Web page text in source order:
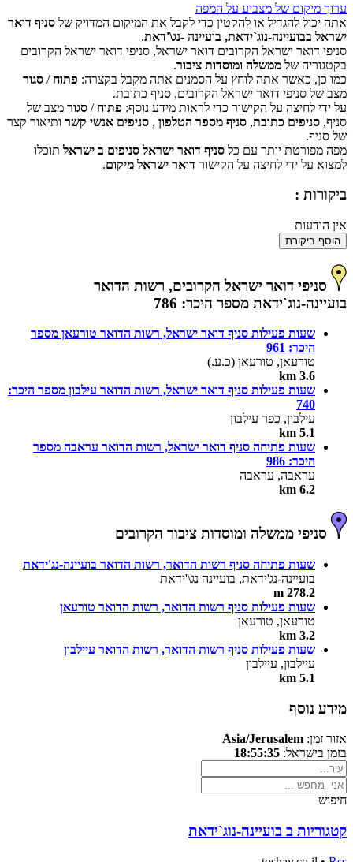
‏דף זה לא יכול לטעון את מפות Google כראוי.
האם האתר הזה בבעלותך? אישור
ערוך מיקום של מצביע על המפה
אתה יכול להגדיל או להקטין כדי לקבל את המיקום המדויק של סניף דואר
ישראל בבועיינה-נוג`ידאת, בועיינה -נג\'דאת.
סניפי דואר ישראל הקרובים דואר ישראל, סניפי דואר ישראל הקרובים
בקטגוריה של ממשלה ומוסדות ציבור.
כמו כן, כאשר אתה לוחץ על הסמנים אתה מקבל בקצרה: פתוח / סגור
מצב של סניפי דואר ישראל הקרובים, סניף כתובת.
על ידי לחיצה על הקישור כדי לראות מידע נוסף: פתוח / סגור מצב של
סניף, סניפים כתובת, סניף מספר הטלפון , סניפים אנשי קשר ותיאור קצר
של סניף.
מפה מפורטת יותר עם כל סניף דואר ישראל סניפים ב ישראל תוכלו
למצוא על ידי לחיצה על הקישור דואר ישראל מיקום.
ביקורות :
אין הודעות
הוסף ביקורת
סניפי דואר ישראל הקרובים, רשות הדואר
בועיינה-נוג`ידאת מספר היכר: 786
שעות פעילות סניף דואר ישראל, רשות הדואר טורעאן מספר
היכר: 961
טורעאן, טורעאן (כ.ע.)
3.6 km
שעות פעילות סניף דואר ישראל, רשות הדואר עילבון מספר היכר:
740
עילבון, כפר עילבון
5.1 km
שעות פתיחה סניף דואר ישראל, רשות הדואר עראבה מספר
היכר: 986
עראבה, עראבה
6.2 km
סניפי ממשלה ומוסדות ציבור הקרובים
שעות פתיחה סניף רשות הדואר, רשות הדואר בועיינה-נג'ידאת
בועיינה-נג'ידאת, בועיינה נג\'ידאת
278.2 m
שעות פעילות סניף רשות הדואר, רשות הדואר טורעאן
טורעאן, טורעאן
3.2 km
שעות פעילות סניף רשות הדואר, רשות הדואר עיילבון
עיילבון, עיילבון
5.1 km
מידע נוסף
אזור זמן: Asia/Jerusalem
בזמן בישראל: 18:55:35
חיפוש
קטגוריות ב בועיינה-נוג`ידאת